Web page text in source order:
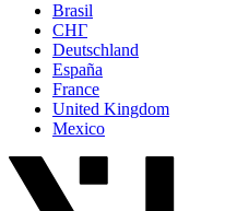
Brasil
СНГ
Deutschland
España
France
United Kingdom
Mexico